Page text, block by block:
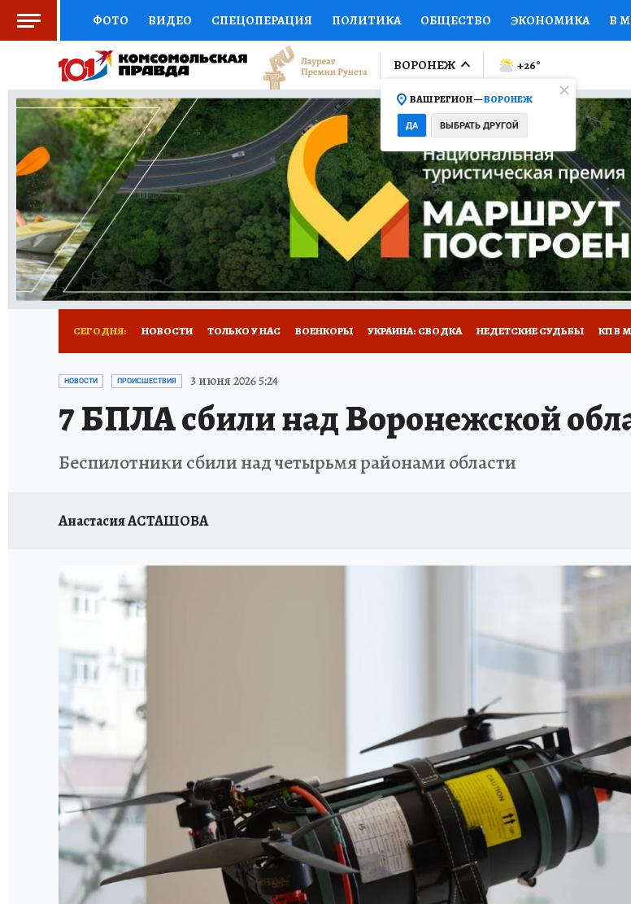
ФОТО ВИДЕО СПЕЦОПЕРАЦИЯ ПОЛИТИКА ОБЩЕСТВО ЭКОНОМИКА В
СОЦПОДДЕРЖКА НАУКА СПОРТ КОЛУМНИСТЫ ПРОИСШЕСТВИЯ
ВЫБОР ЭКСПЕРТОВ ДОКТОР ФИНАНСЫ ОТКРЫВАЕМ МИР Я ЗНАЮ СЕМЬЯ
КНИЖНАЯ ПОЛКА ПРОГНОЗЫ НА СПОРТ ПРОМОКОДЫ СЕРИАЛЫ
ПРЕСС-ЦЕНТР НЕДВИЖИМОСТЬ ТЕЛЕВИЗОР КОЛЛЕКЦИИ КОНКУРСЫ
РАДИО КП РЕКЛАМА ТЕСТЫ НОВОЕ НА САЙТЕ
ВОРОНЕЖ
ВАШ РЕГИОН —ВОРОНЕЖ
ДА ВЫБРАТЬ ДРУГОЙ
+26°
СЕГОДНЯ: НОВОСТИ ТОЛЬКО У НАС ВОЕНКОРЫ УКРАИНА: СВОДКА НЕДЕТСКИЕ СУДЬБЫ КП В
ПРОИСШЕСТВИЯ АФИША
НОВОСТИ ПРОИСШЕСТВИЯ 3 июня 2026 5:24
7 БПЛА сбили над Воронежской
Беспилотники сбили над четырьмя районами области
Анастасия АСТАШОВА